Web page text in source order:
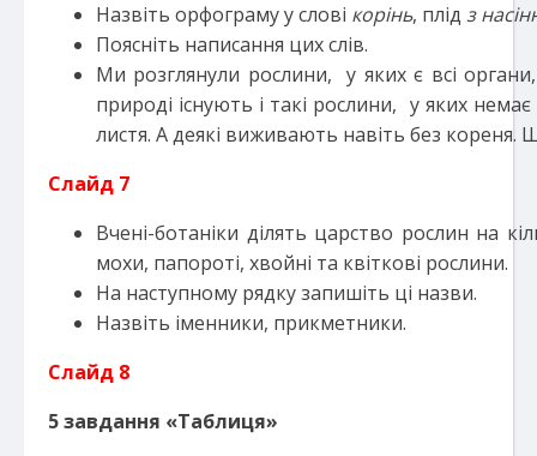
Назвіть орфограму у слові корінь, плід з
Поясніть написання цих слів.
Ми розглянули рослини, у яких є всі
природі існують і такі рослини, у яких
листя. А деякі виживають навіть без кореня.
Слайд 7
Вчені-ботаніки ділять царство рослин на
мохи, папороті, хвойні та квіткові рослини.
На наступному рядку запишіть ці назви.
Назвіть іменники, прикметники.
Слайд 8
5завдання «Таблиця»